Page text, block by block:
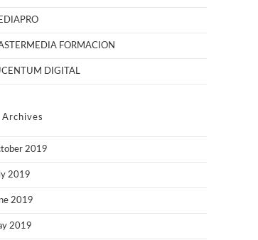
FORMACION
DIGITAL
Archives
2019
2019
2019
2019